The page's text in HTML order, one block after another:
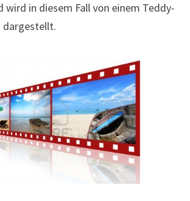
wird in diesem Fall von einem Teddy-
dargestellt.